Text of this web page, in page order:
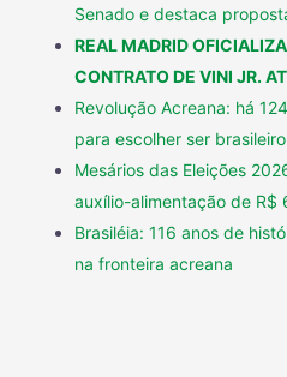
Senado e destaca
REAL MADRID
CONTRATO DE VINI JR.
Revolução Acreana: há
para escolher ser brasileiro
Mesários das Eleições
auxílio-alimentação de R$
Brasiléia: 116 anos de
na fronteira acreana